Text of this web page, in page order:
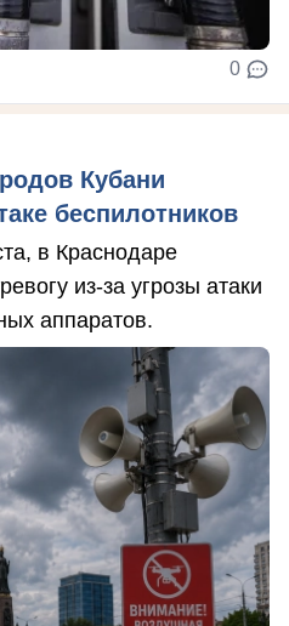
0
Кубани
беспилотников
в Краснодаре
из-за угрозы атаки
аппаратов.